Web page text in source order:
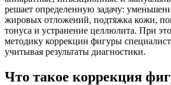
решает определенную задачу:
жировых отложений, подтяжка кожи,
тонуса и устранение целлюлита. При
методику коррекции фигуры
учитывая результаты диагностики.
Что такое коррекция